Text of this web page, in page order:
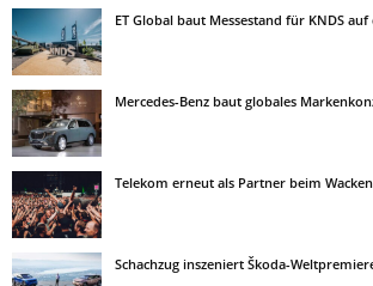
ET Global baut Messestand für KNDS
Mercedes-Benz baut globales
Telekom erneut als Partner beim
Schachzug inszeniert Škoda-